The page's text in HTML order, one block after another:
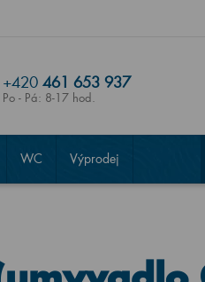
+420 461 653 937
Po - Pá: 8-17 hod.
WC Výprodej